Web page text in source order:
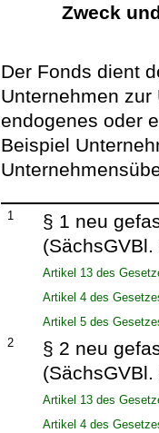
Zweck
Der Fonds dient
Unternehmen
endogenes oder
Beispiel
1 § 1 neu
Artikel 13 des
Artikel 4 des
Artikel 5 des
2
§ 2 neu
Artikel 13 des
Artikel 4 des